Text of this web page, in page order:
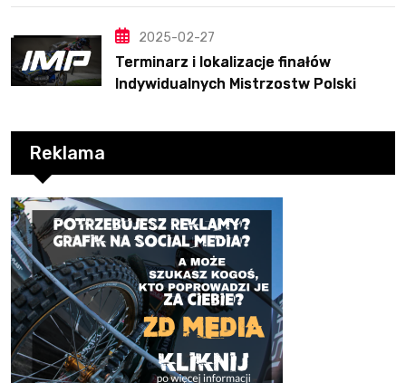
2025-02-27
Terminarz i lokalizacje finałów
Indywidualnych Mistrzostw Polski
Reklama